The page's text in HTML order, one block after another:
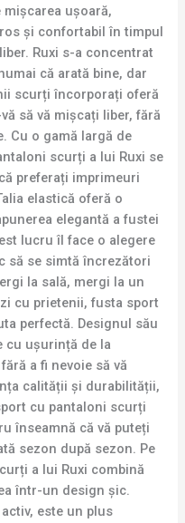
ușoară,
și confortabil în timpul
Ruxi s-a concentrat
că arată bine, dar
scurți încorporați oferă
să vă mișcați liber, fără
Cu o gamă largă de
scurți a lui Ruxi se
preferați imprimeuri
elastică oferă o
elegantă a fustei
lucru îl face o alegere
să se simtă încrezători
la sală, mergi la un
cu prietenii, fusta sport
perfectă. Designul său
cu ușurință de la
a fi nevoie să vă
calității și durabilității,
cu pantaloni scurți
înseamnă că vă puteți
sezon după sezon. Pe
a lui Ruxi combină
într-un design șic.
este un plus